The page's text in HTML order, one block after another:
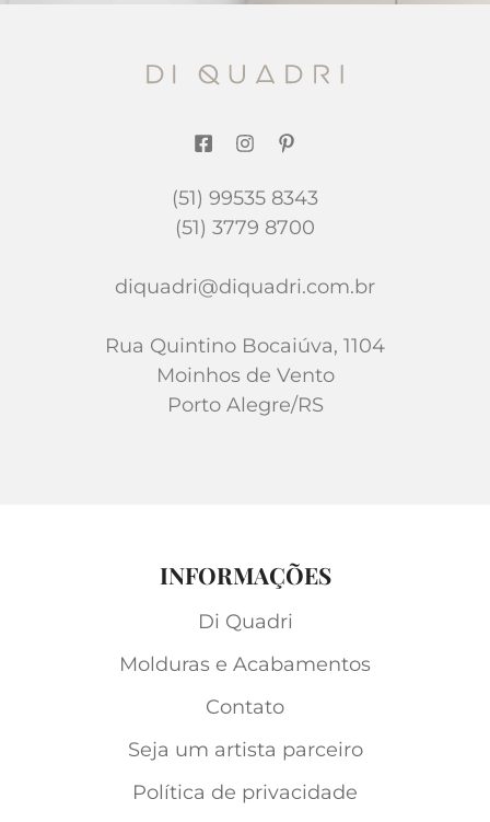
(51) 99535 8343
(51) 3779 8700
diquadri@diquadri.com.br
Rua Quintino Bocaiúva, 1104
Moinhos de Vento
Porto Alegre/RS
INFORMAÇÕES
Di Quadri
Molduras e Acabamentos
Contato
Seja um artista parceiro
Política de privacidade